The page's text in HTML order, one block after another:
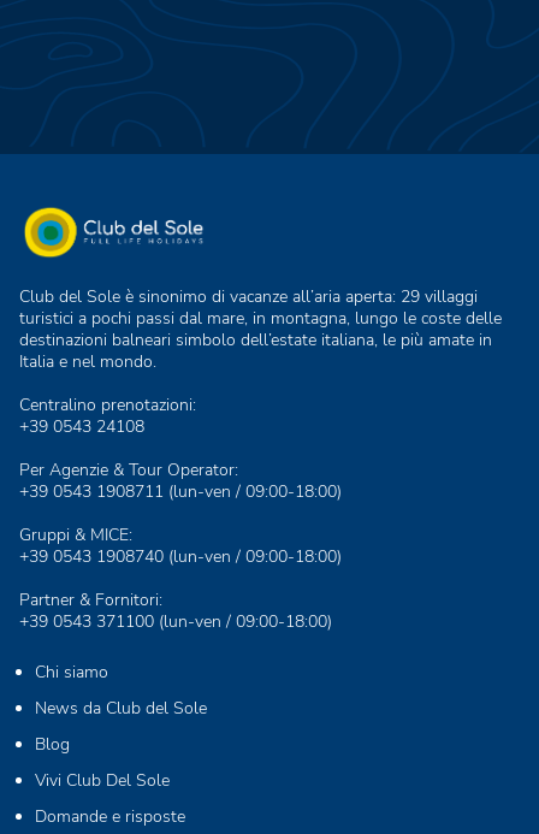
Club del Sole è sinonimo di vacanze all’aria aperta: 29 villaggi
turistici a pochi passi dal mare, in montagna, lungo le coste delle
destinazioni balneari simbolo dell’estate italiana, le più amate in
Italia e nel mondo.
Centralino prenotazioni:
+39 0543 24108
Per Agenzie & Tour Operator:
+39 0543 1908711 (lun-ven / 09:00-18:00)
Gruppi & MICE:
+39 0543 1908740 (lun-ven / 09:00-18:00)
Partner & Fornitori:
+39 0543 371100 (lun-ven / 09:00-18:00)
Chi siamo
News da Club del Sole
Blog
Vivi Club Del Sole
Domande e risposte